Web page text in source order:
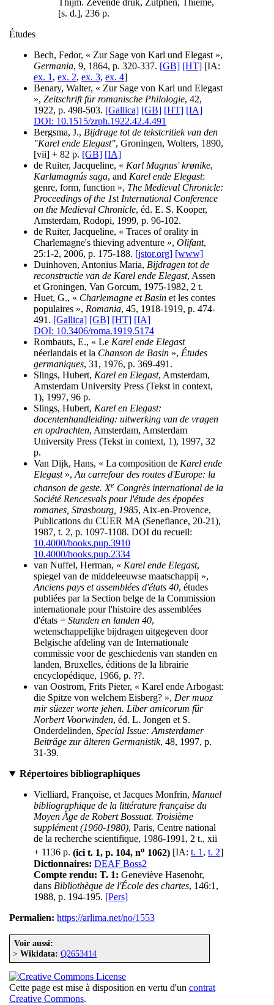
Thijm. Zevende druk, Zutphen, Thieme,
[s. d.], 236 p.
Études
Bech, Fedor, « Zur Sage von Karl und Elegast »,
Germania, 9, 1864, p. 320-337. [GB] [HT] [IA:
ex. 1 , ex. 2, ex. 3, ex. 4]
Benary, Walter, « Zur Sage von Karl und Elegast
», Zeitschrift für romanische Philologie, 42,
1922, p. 498-503. [Gallica] [GB] [HT] [IA]
DOI: 10.1515/zrph.1922.42.4.491
Bergsma, J., Bijdrage tot de tekstcritiek van den
"Karel ende Elegast", Groningen, Wolters, 1890,
[vii] + 82 p. [GB] [IA]
de Ruiter, Jacqueline, « Karl Magnus' krønike,
Karlamagnús saga, and Karel ende Elegast:
genre, form, function », The Medieval Chronicle:
Proceedings of the 1st International Conference
on the Medieval Chronicle, éd. E. S. Kooper,
Amsterdam, Rodopi, 1999, p. 96-102.
de Ruiter, Jacqueline, « Traces of orality in
Charlemagne's thieving adventure », Olifant,
25:1-2, 2006, p. 175-188. [jstor.org] [www]
Duinhoven, Antonius Maria, Bijdragen tot de
reconstructie van de Karel ende Elegast, Assen
et Groningen, Van Gorcum, 1975-1982, 2 t.
Huet, G., « Charlemagne et Basin et les contes
populaires », Romania, 45, 1918-1919, p. 474-
491. [Gallica] [GB] [HT] [IA]
DOI: 10.3406/roma.1919.5174
Rombauts, E., « Le Karel ende Elegast
néerlandais et la Chanson de Basin », Études
germaniques, 31, 1976, p. 369-491.
Slings, Hubert, Karel en Elegast, Amsterdam,
Amsterdam University Press (Tekst in context,
1), 1997, 96 p.
Slings, Hubert, Karel en Elegast:
docentenhandleiding: uitwerking van de vragen
en opdrachten, Amsterdam, Amsterdam
University Press (Tekst in context, 1), 1997, 32
p.
Van Dijk, Hans, « La composition de Karel ende
Elegast», Au carrefour des routes d'Europe: la
chanson de geste. Xe Congrès international de la
Société Rencesvals pour l'étude des épopées
romanes, Strasbourg, 1985, Aix-en-Provence,
Publications du CUER MA (Senefiance, 20-21),
1987, t. 2, p. 1097-1108. DOI du recueil:
10.4000/books.pup.3910
10.4000/books.pup.2334
van Nuffel, Herman, « Karel ende Elegast,
spiegel van de middeleeuwse maatschappij »,
Anciens pays et assemblées d'états 40, études
publiées par la Section belge de la Commission
internationale pour l'histoire des assemblées
d'états = Standen en landen 40,
wetenschappelijke bijdragen uitgegeven door
Belgische afdeling van de Internationale
commissie voor de geschiedenis van standen en
landen, Bruxelles, éditions de la librairie
encyclopédique, 1966, p. ??.
van Oostrom, Frits Pieter, « Karel ende Arbogast:
die Spitze von welchem Eisberg? », Der muoz
mir süezer worte jehen. Liber amicorum für
Norbert Voorwinden, éd. L. Jongen et S.
Onderdelinden, Special Issue: Amsterdamer
Beiträge zur älteren Germanistik, 48, 1997, p.
31-39.
Répertoires bibliographiques
Vielliard, Françoise, et Jacques Monfrin, Manuel
bibliographique de la littérature française du
Moyen Âge de Robert Bossuat. Troisième
supplément (1960-1980), Paris, Centre national
de la recherche scientifique, 1986-1991, 2 t., xii
+ 1136 p. (ici t. 1, p. 104, no 1062) [IA: t. 1, t. 2]
Dictionnaires: DEAF Boss2
Compte rendu: T. 1: Geneviève Hasenohr,
dans Bibliothèque de l'École des chartes, 146:1,
1988, p. 194-195. [Pers]
Permalien: https://arlima.net/no/1553
Voir aussi:
> Wikidata: Q2653414
Cette page est mise à disposition en vertu d'un contrat
Creative Commons.